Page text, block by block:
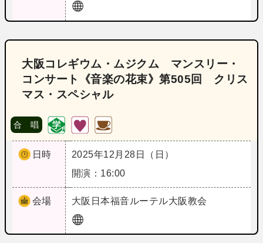
大阪コレギウム・ムジクム マンスリー・
コンサート《音楽の花束》第505回 クリス
マス・スペシャル
合 唱
日時
2025年12月28日（日）
開演：16:00
会場 大阪 日本福音ルーテル大阪教会